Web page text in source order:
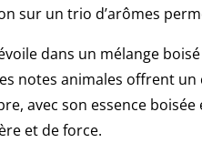
sur un trio d’arômes
dans un mélange
notes animales offrent
avec son essence
et de force.